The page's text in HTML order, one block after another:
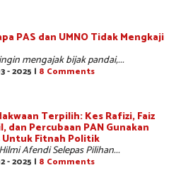
PAS dan UMNO Tidak Mengkaji
mengajak bijak pandai,...
- 2025 | 8 Comments
Terpilih: Kes Rafizi, Faiz
dan Percubaan PAN Gunakan
Untuk Fitnah Politik
Afendi Selepas Pilihan...
- 2025 | 8 Comments